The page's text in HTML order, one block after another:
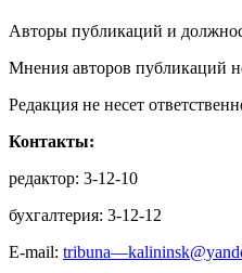
Авторы публикаций и
Мнения авторов публикаций
Редакция не несет
Контакты:
редактор: 3-12-10
бухгалтерия: 3-12-12
E-mail: